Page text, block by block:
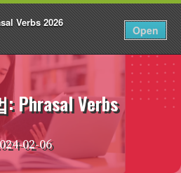
Verbs 2026
Open
로그인 KO
Phrasal Verbs
02-06